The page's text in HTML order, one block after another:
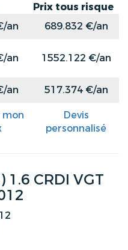
Prix tous risque
an
689.832 €/an
an 1552.122 €/an
an 517.374 €/an
Devis
personnalisé
1.6 CRDI VGT